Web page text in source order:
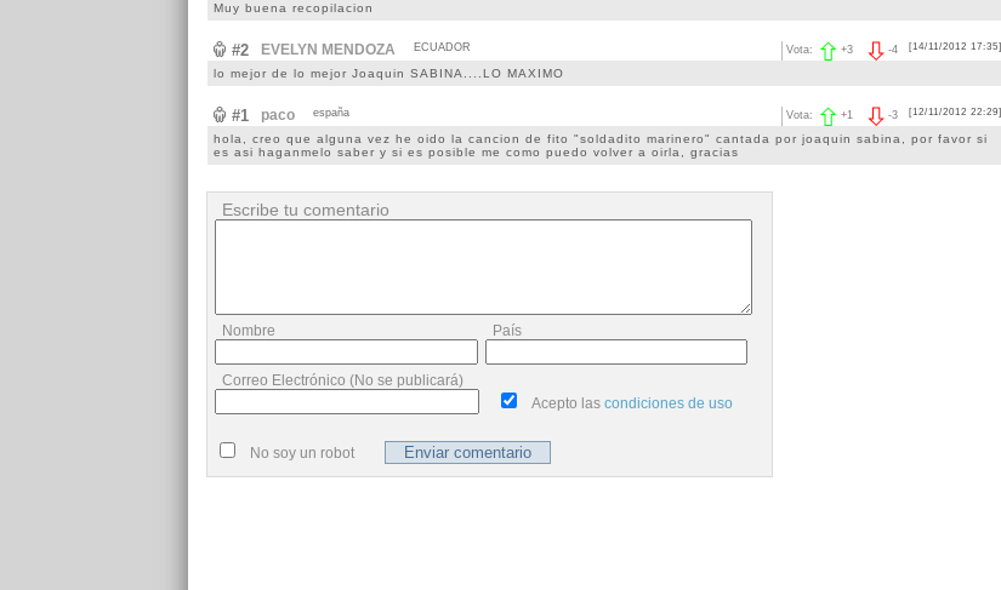
Muy buena recopilacion
#2 EVELYN MENDOZA ECUADOR [14/11/2012 17:35]
-4
Vota: +3
lo mejor de lo mejor Joaquin SABINA....LO MAXIMO
#1 paco españa [12/11/2012 22:29]
-3
Vota: +1
hola, creo que alguna vez he oido la cancion de fito "soldadito marinero" cantada por joaquin sabina, por favor si
es asi haganmelo saber y si es posible me como puedo volver a oirla, gracias
Escribe tu comentario
Nombre País
Correo Electrónico (No se publicará)
Acepto las condiciones de uso
No soy un robot